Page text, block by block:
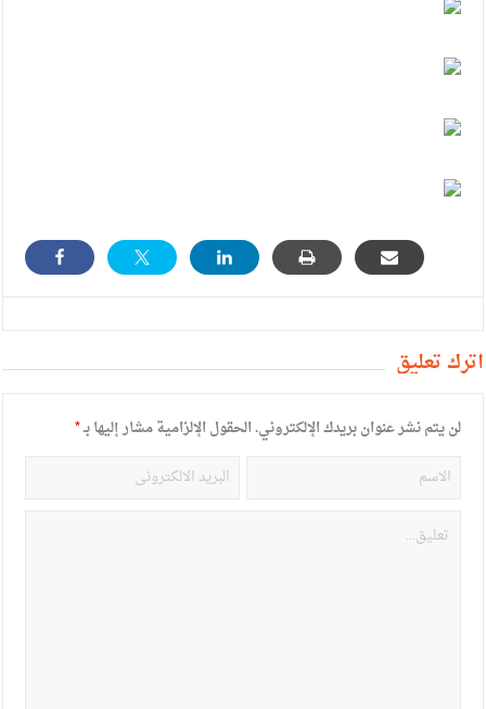
أترك تعليق
لن يتم نشر عنوان بريدك الإلكتروني.الحقول الإلزامية مشار إليها بـ*